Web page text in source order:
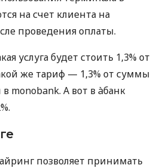
на счет клиента на
проведения оплаты.
услуга будет стоить 1,3% от
же тариф — 1,3% от суммы
monobank. А вот в àбанк
позволяет принимать